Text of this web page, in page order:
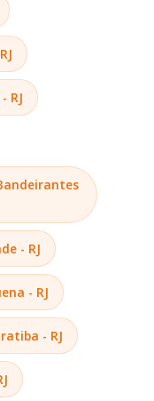
RJ
- RJ
- RJ
- RJ